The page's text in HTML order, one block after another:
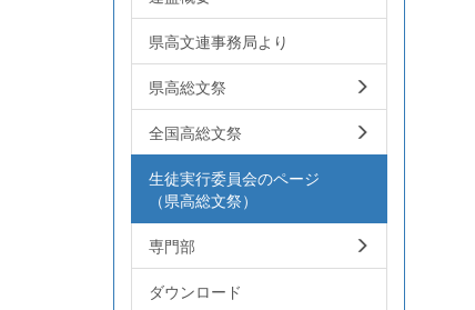
県高文連事務局より
県高総文祭
全国高総文祭
生徒実行委員会のページ
（県高総文祭）
専門部
ダウンロード